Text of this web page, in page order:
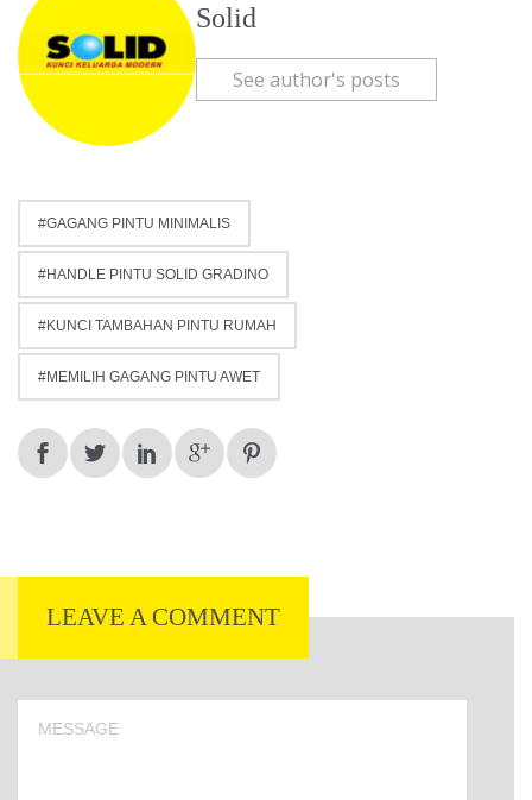
Solid
See author's posts
GAGANG PINTU MINIMALIS
HANDLE PINTU SOLID GRADINO
KUNCI TAMBAHAN PINTU RUMAH
MEMILIH GAGANG PINTU AWET
LEAVE A COMMENT